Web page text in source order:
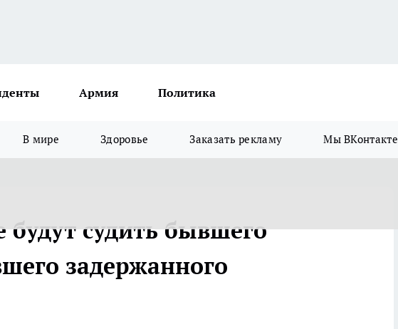
Армия Политика
В мире Здоровье Заказать рекламу Мы ВКонтакте
судить бывшего
задержанного